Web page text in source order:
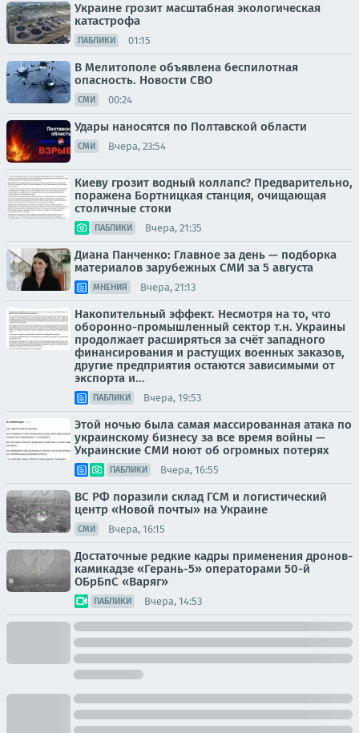
Украине грозит масштабная экологическая
катастрофа
ПАБЛИКИ 01:15
В Мелитополе объявлена беспилотная
опасность. Новости СВО
СМИ 00:24
Удары наносятся по Полтавской области
СМИ Вчера, 23:54
Киеву грозит водный коллапс? Предварительно,
поражена Бортницкая станция, очищающая
столичные стоки
ПАБЛИКИ Вчера, 21:35
Диана Панченко: Главное за день — подборка
материалов зарубежных СМИ за 5 августа
МНЕНИЯ Вчера, 21:13
Накопительный эффект. Несмотря на то, что
оборонно-промышленный сектор т.н. Украины
продолжает расширяться за счёт западного
финансирования и растущих военных заказов,
другие предприятия остаются зависимыми от
экспорта и...
ПАБЛИКИ Вчера, 19:53
Этой ночью была самая массированная атака по
украинскому бизнесу за все время войны —
Украинские СМИ ноют об огромных потерях
ПАБЛИКИ Вчера, 16:55
ВС РФ поразили склад ГСМ и логистический
центр «Новой почты» на Украине
СМИ Вчера, 16:15
Достаточные редкие кадры применения дронов-
камикадзе «Герань-5» операторами 50-й
ОБрБпС «Варяг»
ПАБЛИКИ Вчера, 14:53